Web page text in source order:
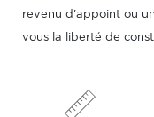
revenu d'appoint ou
vous la liberté de